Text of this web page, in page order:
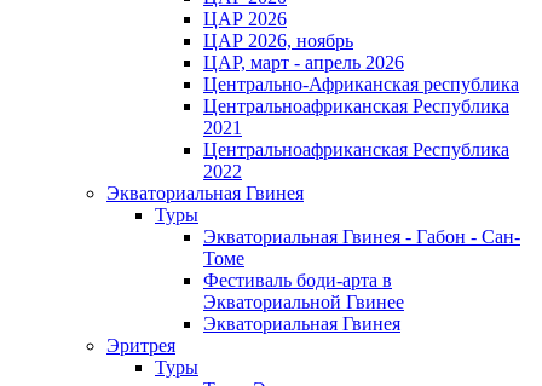
ЦАР 2026
ЦАР 2026, ноябрь
ЦАР, март - апрель 2026
Центрально-Африканская республика
Центральноафриканская Республика
2021
Центральноафриканская Республика
2022
Экваториальная Гвинея
Туры
Экваториальная Гвинея - Габон - Сан-
Томе
Фестиваль боди-арта в
Экваториальной Гвинее
Экваториальная Гвинея
Эритрея
Туры